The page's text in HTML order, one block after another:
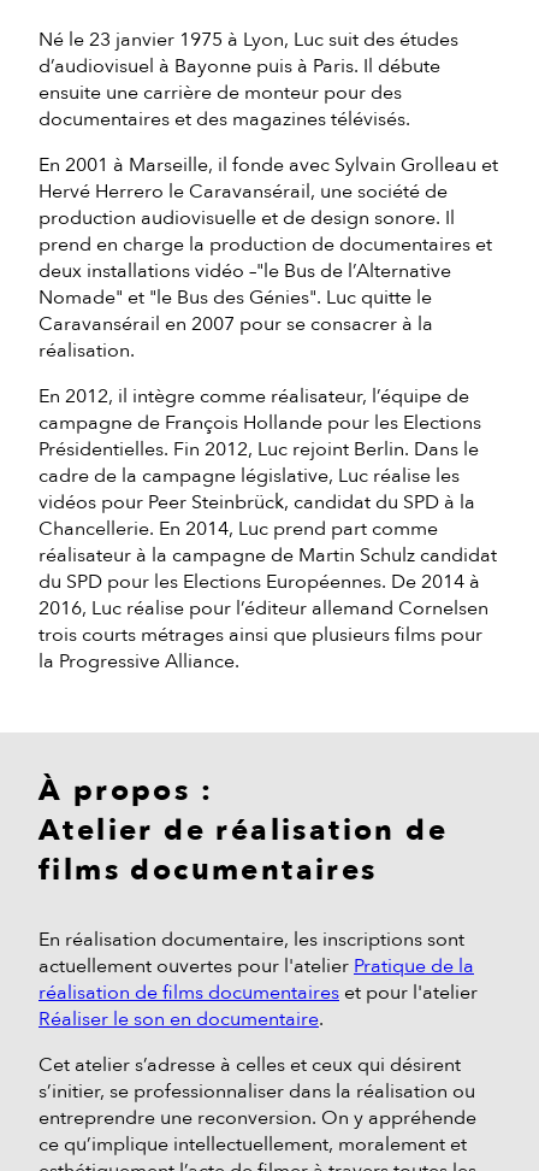
Né le 23 janvier 1975 à Lyon, Luc suit des études
d’audiovisuel à Bayonne puis à Paris. Il débute
ensuite une carrière de monteur pour des
documentaires et des magazines télévisés.
En 2001 à Marseille, il fonde avec Sylvain Grolleau et
Hervé Herrero le Caravansérail, une société de
production audiovisuelle et de design sonore. Il
prend en charge la production de documentaires et
deux installations vidéo –"le Bus de l’Alternative
Nomade" et "le Bus des Génies". Luc quitte le
Caravansérail en 2007 pour se consacrer à la
réalisation.
En 2012, il intègre comme réalisateur, l’équipe de
campagne de François Hollande pour les Elections
Présidentielles. Fin 2012, Luc rejoint Berlin. Dans le
cadre de la campagne législative, Luc réalise les
vidéos pour Peer Steinbrück, candidat du SPD à la
Chancellerie. En 2014, Luc prend part comme
réalisateur à la campagne de Martin Schulz candidat
du SPD pour les Elections Européennes. De 2014 à
2016, Luc réalise pour l’éditeur allemand Cornelsen
trois courts métrages ainsi que plusieurs films pour
la Progressive Alliance.
À propos :
Atelier de réalisation de
films documentaires
En réalisation documentaire, les inscriptions sont
actuellement ouvertes pour l'atelier Pratique de la
réalisation de films documentaires et pour l'atelier
Réaliser le son en documentaire.
Cet atelier s’adresse à celles et ceux qui désirent
s’initier, se professionnaliser dans la réalisation ou
entreprendre une reconversion. On y appréhende
ce qu’implique intellectuellement, moralement et